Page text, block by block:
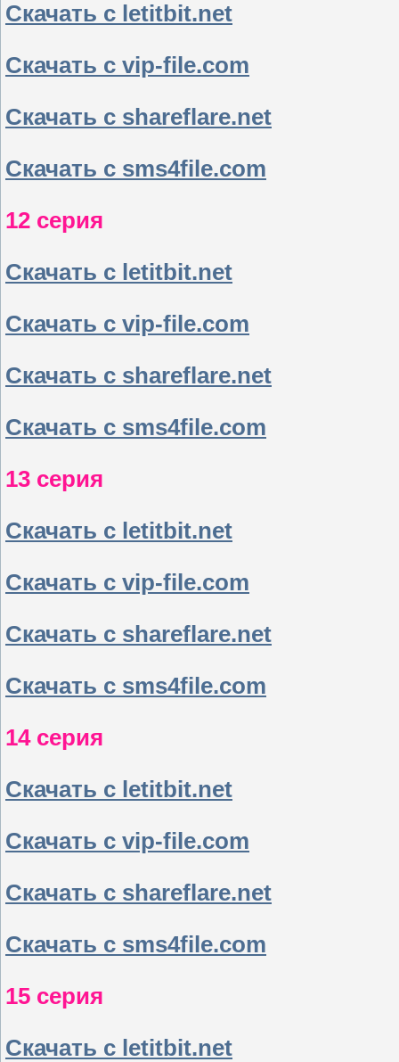
Скачать с letitbit.net
Скачать с vip-file.com
Скачать с shareflare.net
Скачать с sms4file.com
12 серия
Скачать с letitbit.net
Скачать с vip-file.com
Скачать с shareflare.net
Скачать с sms4file.com
13 серия
Скачать с letitbit.net
Скачать с vip-file.com
Скачать с shareflare.net
Скачать с sms4file.com
14 серия
Скачать с letitbit.net
Скачать с vip-file.com
Скачать с shareflare.net
Скачать с sms4file.com
15 серия
Скачать с letitbit.net